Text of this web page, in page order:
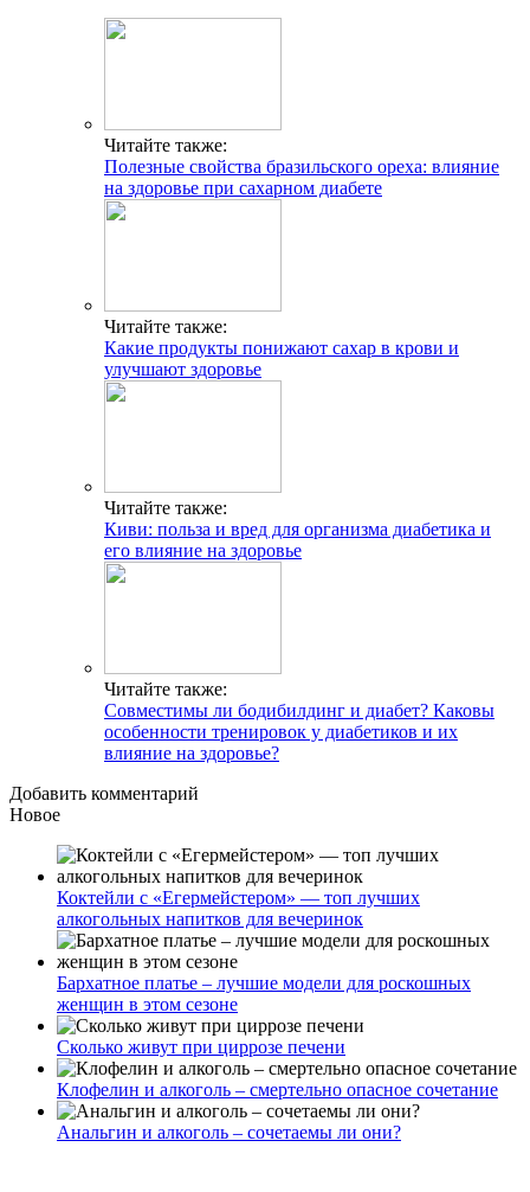
Читайте также:
Полезные свойства бразильского ореха: влияние
на здоровье при сахарном диабете
Читайте также:
Какие продукты понижают сахар в крови и
улучшают здоровье
Читайте также:
Киви: польза и вред для организма диабетика и
его влияние на здоровье
Читайте также:
Совместимы ли бодибилдинг и диабет? Каковы
особенности тренировок у диабетиков и их
влияние на здоровье?
Добавить комментарий
Новое
Коктейли с «Егермейстером» — топ лучших
алкогольных напитков для вечеринок
Бархатное платье – лучшие модели для роскошных
женщин в этом сезоне
Сколько живут при циррозе печени
Клофелин и алкоголь – смертельно опасное сочетание
Анальгин и алкоголь – сочетаемы ли они?